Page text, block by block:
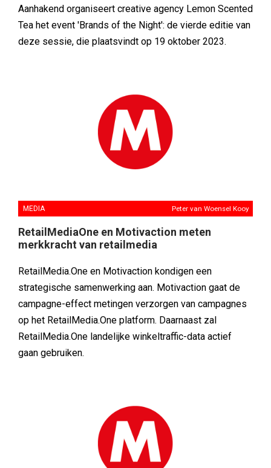
Aanhakend organiseert creative agency Lemon Scented
Tea het event 'Brands of the Night': de vierde editie van
deze sessie, die plaatsvindt op 19 oktober 2023.
MEDIA Peter van Woensel Kooy
RetailMediaOne en Motivaction meten
merkkracht van retailmedia
RetailMedia.One en Motivaction kondigen een
strategische samenwerking aan. Motivaction gaat de
campagne-effect metingen verzorgen van campagnes
op het RetailMedia.One platform. Daarnaast zal
RetailMedia.One landelijke winkeltraffic-data actief
gaan gebruiken.